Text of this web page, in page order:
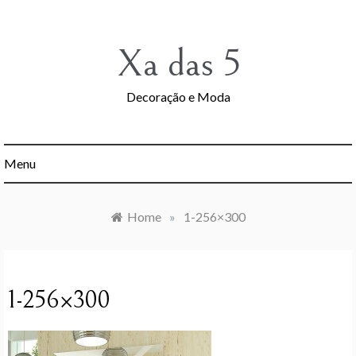
Xa das 5
Decoração e Moda
Menu
Home » 1-256×300
1-256×300